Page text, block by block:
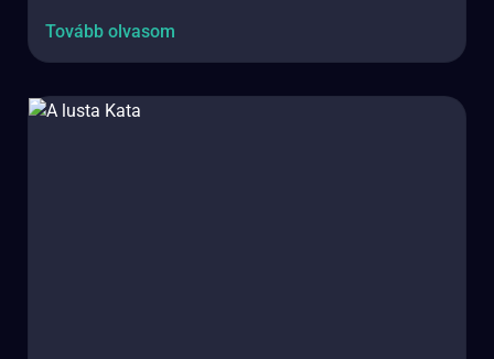
Tovább olvasom